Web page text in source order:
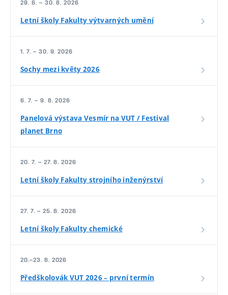
29. 6. – 30. 8. 2026
Letní školy Fakulty výtvarných umění
1. 7. – 30. 9. 2026
Sochy mezi květy 2026
6. 7. – 9. 8. 2026
Panelová výstava Vesmír na VUT / Festival
planet Brno
20. 7. – 27. 8. 2026
Letní školy Fakulty strojního inženýrství
27. 7. – 25. 8. 2026
Letní školy Fakulty chemické
20.–23. 8. 2026
Předškolovák VUT 2026 – první termín